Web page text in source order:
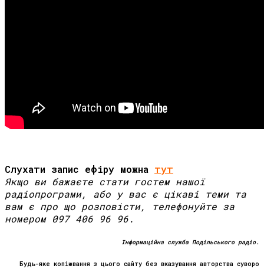
Слухати запис ефіру можна тут
Якщо ви бажаєте стати гостем нашої
радіопрограми, або у вас є цікаві теми та
вам є про що розповісти, телефонуйте за
номером 097 406 96 96.
Інформаційна служба Подільського радіо.
Будь-яке копіювання з цього сайту без вказування авторства суворо